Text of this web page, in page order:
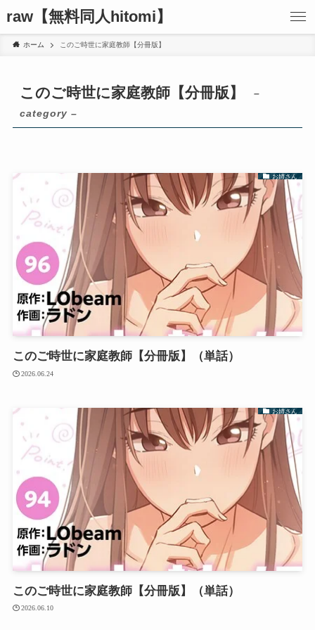
raw【無料同人hitomi】
ホーム このご時世に家庭教師【分冊版】
このご時世に家庭教師【分冊版】
–
category –
お姉さん
このご時世に家庭教師【分冊版】（単話）
2026.06.24
お姉さん
このご時世に家庭教師【分冊版】（単話）
2026.06.10